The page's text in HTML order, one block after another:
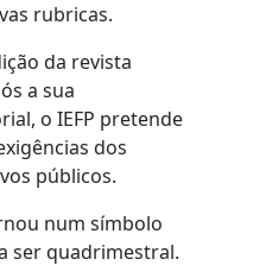
rubricas.
da revista
a sua
o IEFP pretende
dos
públicos.
num símbolo
ser quadrimestral.